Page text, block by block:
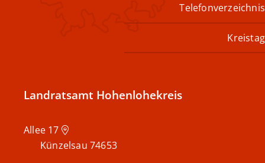
Telefonverzeichnis
Kreistag
Landratsamt Hohenlohekreis
74653
Künzelsau